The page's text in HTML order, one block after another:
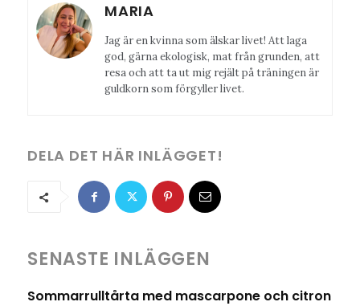
MARIA
Jag är en kvinna som älskar livet! Att laga
god, gärna ekologisk, mat från grunden, att
resa och att ta ut mig rejält på träningen är
guldkorn som förgyller livet.
DELA DET HÄR INLÄGGET!
SENASTE INLÄGGEN
Sommarrulltårta med mascarpone och citron